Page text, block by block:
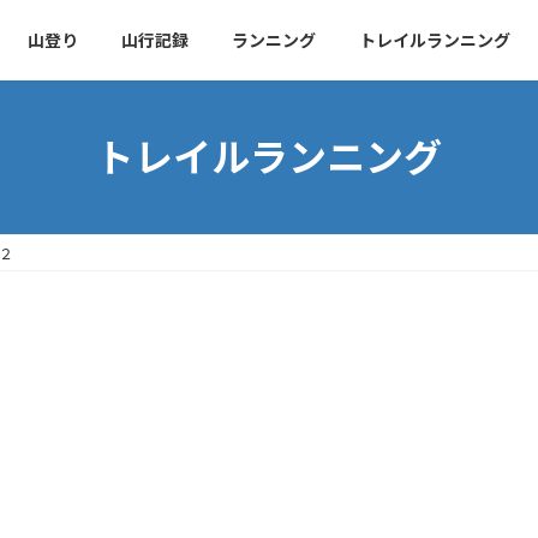
山登り 山行記録 ランニング トレイルランニング
トレイルランニング